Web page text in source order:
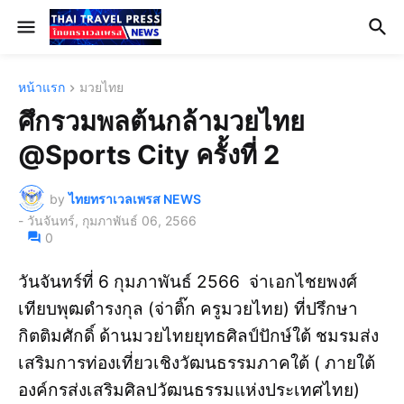
หน้าแรก มวยไทย
ศึกรวมพลต้นกล้ามวยไทย
@Sports City ครั้งที่ 2
by ไทยทราเวลเพรส NEWS
- วันจันทร์, กุมภาพันธ์ 06, 2566
0
วันจันทร์ที่ 6 กุมภาพันธ์ 2566 จ่าเอกไชยพงศ์
เทียบพุฒดำรงกุล (จ่าติ๊ก ครูมวยไทย) ที่ปรึกษา
กิตติมศักดิ์ ด้านมวยไทยยุทธศิลป์ปักษ์ใต้ ชมรมส่ง
เสริมการท่องเที่ยวเชิงวัฒนธรรมภาคใต้ ( ภายใต้
องค์กรส่งเสริมศิลปวัฒนธรรมแห่งประเทศไทย)